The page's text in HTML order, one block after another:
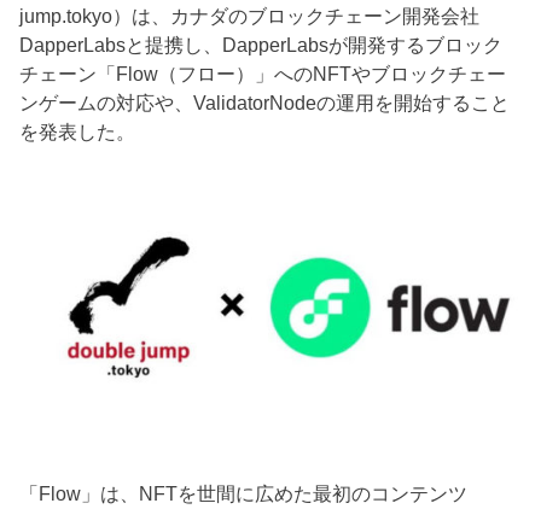
jump.tokyo）は、カナダのブロックチェーン開発会社
DapperLabsと提携し、DapperLabsが開発するブロック
チェーン「Flow（フロー）」へのNFTやブロックチェー
ンゲームの対応や、ValidatorNodeの運用を開始すること
を発表した。
「Flow」は、NFTを世間に広めた最初のコンテンツ